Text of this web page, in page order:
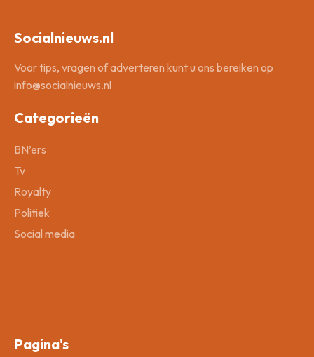
Socialnieuws.nl
Voor tips, vragen of adverteren kunt u ons bereiken op
info@socialnieuws.nl
Categorieën
BN’ers
Tv
Royalty
Politiek
Social media
Pagina's